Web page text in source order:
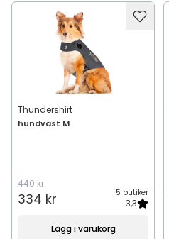
Thundershirt
hundväst M
440 kr
334 kr 5 butiker
3,3
Lägg i varukorg